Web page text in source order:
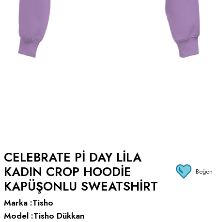
CELEBRATE PI DAY LILA
KADIN CROP HOODIE
KAPÜŞONLU SWEATSHIRT
Beğen
Marka :Tisho
Model :Tisho Dükkan